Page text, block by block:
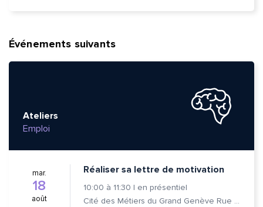
Événements suivants
Ateliers
Emploi
mar.
18
août
Réaliser sa lettre de motivation
10:00 à 11:30 | en présentiel
Cité des Métiers du Grand Genève Rue Prévost-Martin 6 1205 Genève